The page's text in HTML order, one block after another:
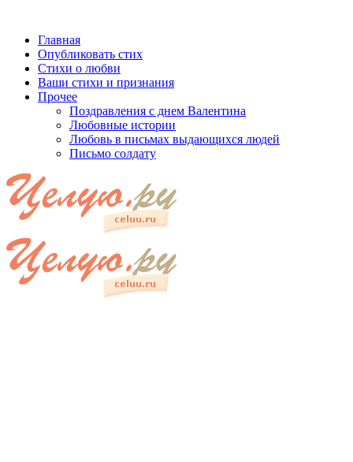
Главная
Опубликовать стих
Стихи о любви
Ваши стихи и признания
Прочее
Поздравления с днем Валентина
Любовные истории
Любовь в письмах выдающихся людей
Письмо солдату